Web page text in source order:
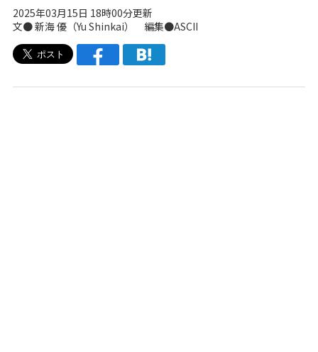
2025年03月15日 18時00分更新
文●新海 優（Yu Shinkai） 編集●ASCII